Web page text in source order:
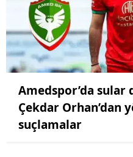
Amedspor’da
Çekdar Orhan’dan
suçlamalar